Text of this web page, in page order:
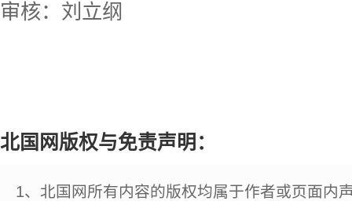
审核：刘立纲
北国网版权与免责声明：
1、北国网所有内容的版权均属于作者或页面内